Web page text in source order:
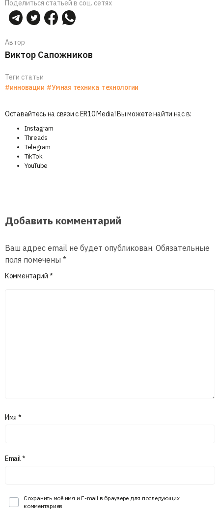
Поделиться статьей в соц. сетях
Автор
Виктор Сапожников
Теги статьи
#инновации #Умная техника технологии
Оставайтесь на связи с ER10 Media! Вы можете найти нас в:
Instagram
Threads
Telegram
TikTok
YouTube
Добавить комментарий
Ваш адрес email не будет опубликован. Обязательные
поля помечены *
Комментарий *
Имя *
Email*
Сохранить моё имя и E-mail в браузере для последующих
комментариев